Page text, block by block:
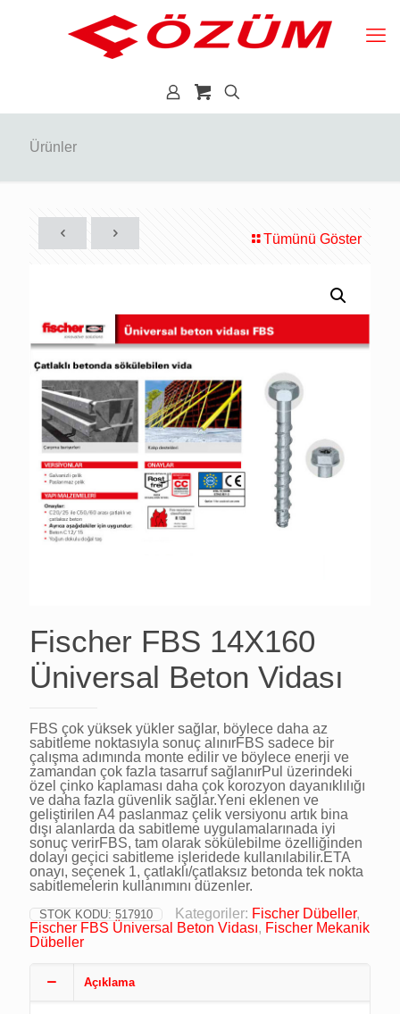
Ürünler
Tümünü Göster
Fischer FBS 14X160
Üniversal Beton Vidası
FBS çok yüksek yükler sağlar, böylece daha az
sabitleme noktasıyla sonuç alınırFBS sadece bir
çalışma adımında monte edilir ve böylece enerji ve
zamandan çok fazla tasarruf sağlanırPul üzerindeki
özel çinko kaplaması daha çok korozyon dayanıklılığı
ve daha fazla güvenlik sağlar.Yeni eklenen ve
geliştirilen A4 paslanmaz çelik versiyonu artık bina
dışı alanlarda da sabitleme uygulamalarınada iyi
sonuç verirFBS, tam olarak sökülebilme özelliğinden
dolayı geçici sabitleme işleridede kullanılabilir.ETA
onayı, seçenek 1, çatlaklı/çatlaksız betonda tek nokta
sabitlemelerin kullanımını düzenler.
STOK KODU: 517910 Kategoriler: Fischer Dübeller,
Fischer FBS Üniversal Beton Vidası, Fischer Mekanik
Dübeller
Açıklama